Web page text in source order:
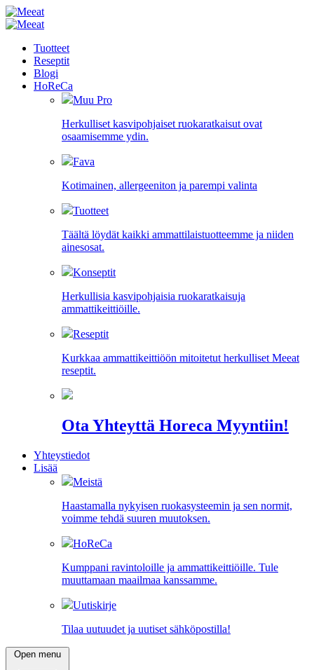
Tuotteet
Reseptit
Blogi
HoReCa
Muu Pro
Herkulliset kasvipohjaiset ruokaratkaisut ovat
osaamisemme ydin.
Fava
Kotimainen, allergeeniton ja parempi valinta
Tuotteet
Täältä löydät kaikki ammattilaistuotteemme ja niiden
ainesosat.
Konseptit
Herkullisia kasvipohjaisia ruokaratkaisuja
ammattikeittiöille.
Reseptit
Kurkkaa ammattikeittiöön mitoitetut herkulliset Meeat
reseptit.
Ota Yhteyttä Horeca Myyntiin!
Yhteystiedot
Lisää
Meistä
Haastamalla nykyisen ruokasysteemin ja sen normit,
voimme tehdä suuren muutoksen.
HoReCa
Kumppani ravintoloille ja ammattikeittiöille. Tule
muuttamaan maailmaa kanssamme.
Uutiskirje
Tilaa uutuudet ja uutiset sähköpostilla!
Open menu